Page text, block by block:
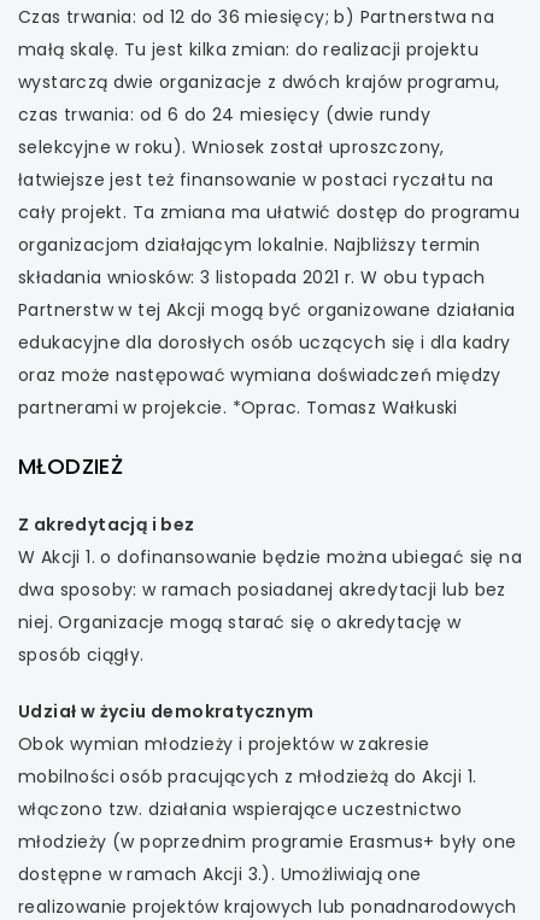
Czas trwania: od 12 do 36 miesięcy; b) Partnerstwa na
małą skalę. Tu jest kilka zmian: do realizacji projektu
wystarczą dwie organizacje z dwóch krajów programu,
czas trwania: od 6 do 24 miesięcy (dwie rundy
selekcyjne w roku). Wniosek został uproszczony,
łatwiejsze jest też finansowanie w postaci ryczałtu na
cały projekt. Ta zmiana ma ułatwić dostęp do programu
organizacjom działającym lokalnie. Najbliższy termin
składania wniosków: 3 listopada 2021 r. W obu typach
Partnerstw w tej Akcji mogą być organizowane działania
edukacyjne dla dorosłych osób uczących się i dla kadry
oraz może następować wymiana doświadczeń między
partnerami w projekcie. *Oprac. Tomasz Wałkuski
MŁODZIEŻ
Z akredytacją i bez
W Akcji 1. o dofinansowanie będzie można ubiegać się na
dwa sposoby: w ramach posiadanej akredytacji lub bez
niej. Organizacje mogą starać się o akredytację w
sposób ciągły.
Udział w życiu demokratycznym
Obok wymian młodzieży i projektów w zakresie
mobilności osób pracujących z młodzieżą do Akcji 1.
włączono tzw. działania wspierające uczestnictwo
młodzieży (w poprzednim programie Erasmus+ były one
dostępne w ramach Akcji 3.). Umożliwiają one
realizowanie projektów krajowych lub ponadnarodowych